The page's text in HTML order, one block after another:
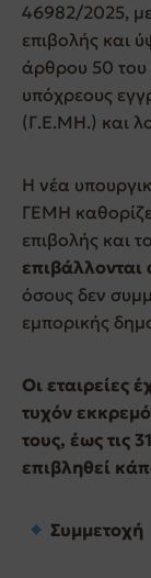
46982/2025,
επιβολής και
άρθρου 50 του
υπόχρεους
(Γ.Ε.ΜΗ.) και
Η νέα
ΓΕΜΗ
επιβολής και
επιβάλλονται
όσους δεν
εμπορικής
Οι εταιρείες
τυχόν
τους, έως τις
επιβληθεί
Συμμετοχή